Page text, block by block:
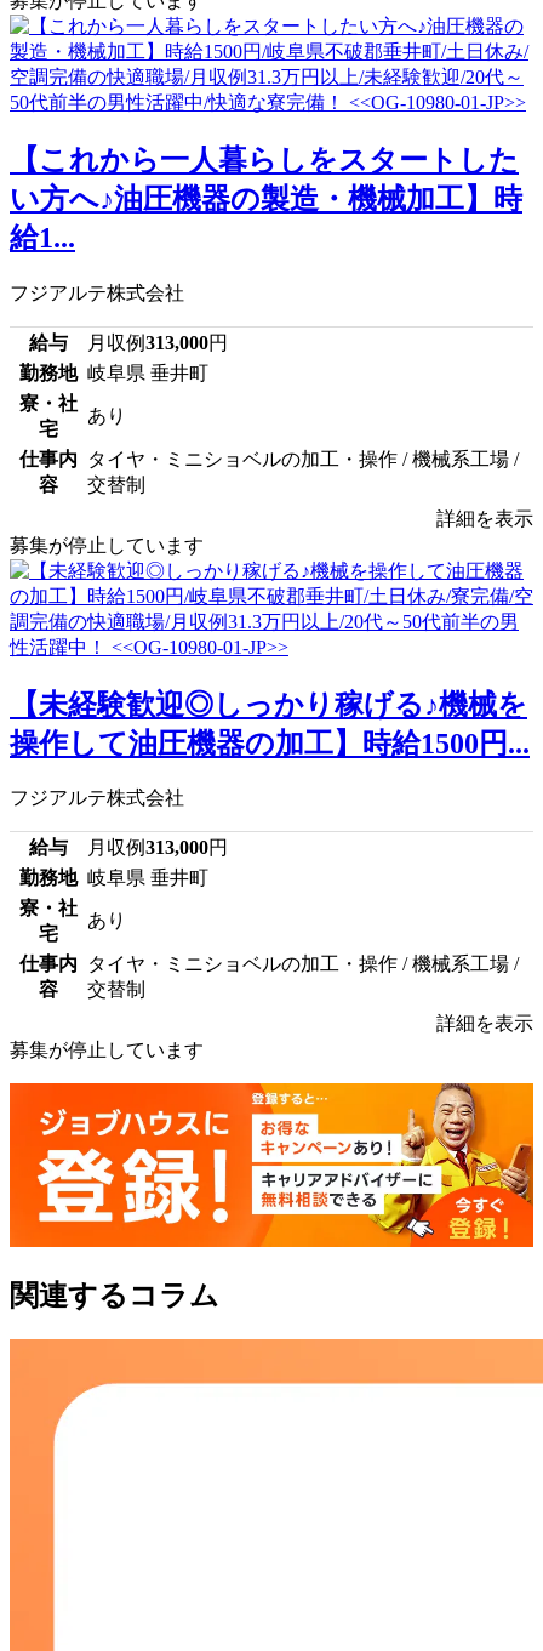
【これから一人暮らしをスタートした
い方へ♪油圧機器の製造・機械加工】時
給1...
フジアルテ株式会社
給与 月収例313,000円
勤務地 岐阜県 垂井町
寮・社
宅
あり
仕事内
容
タイヤ・ミニショベルの加工・操作 / 機械系工場 /
交替制
詳細を表示
募集が停止しています
【未経験歓迎◎しっかり稼げる♪機械を
操作して油圧機器の加工】時給1500円...
フジアルテ株式会社
給与 月収例313,000円
勤務地 岐阜県 垂井町
寮・社
宅
あり
仕事内
容
タイヤ・ミニショベルの加工・操作 / 機械系工場 /
交替制
詳細を表示
募集が停止しています
関連するコラム